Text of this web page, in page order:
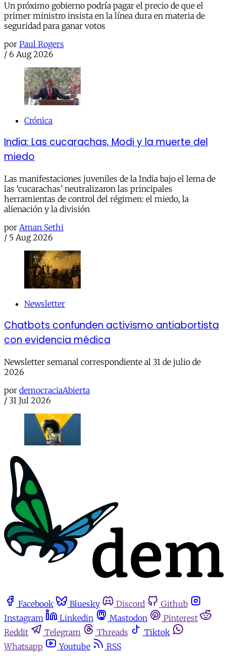
Un próximo gobierno podría pagar el precio de que el
primer ministro insista en la línea dura en materia de
seguridad para ganar votos
por Paul Rogers
/ 6 Aug 2026
Crónica
India: Las cucarachas, Modi y la muerte del
miedo
Las manifestaciones juveniles de la India bajo el lema de
las ‘cucarachas’ neutralizaron las principales
herramientas de control del régimen: el miedo, la
alienación y la división
por Aman Sethi
/ 5 Aug 2026
Newsletter
Chatbots confunden activismo antiabortista
con evidencia médica
Newsletter semanal correspondiente al 31 de julio de
2026
por democraciaAbierta
/ 31 Jul 2026
Facebook Bluesky Discord
Github
Instagram
Linkedin Mastodon
Pinterest
Reddit
Telegram Threads
Tiktok
Whatsapp
Youtube
RSS